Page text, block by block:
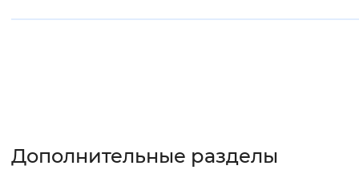
Дополнительные разделы